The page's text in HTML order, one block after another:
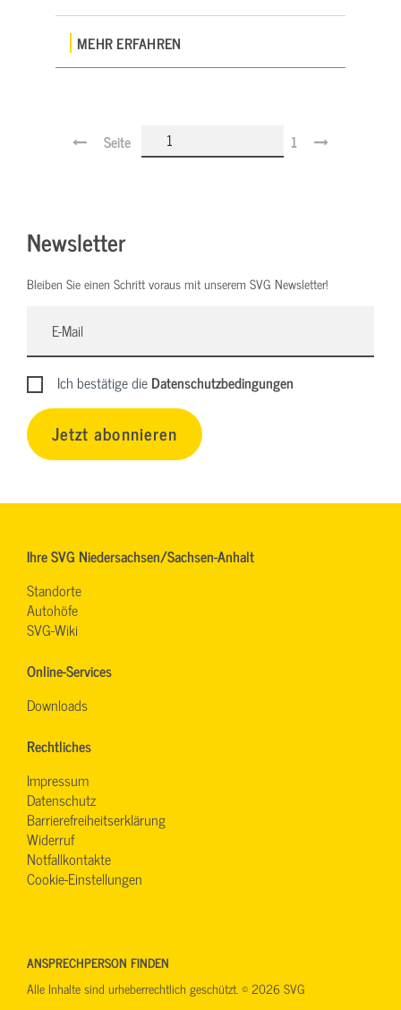
MEHR ERFAHREN
Seite 1
Newsletter
Bleiben Sie einen Schritt voraus mit unserem SVG Newsletter!
Ich bestätige dieDatenschutzbedingungen
Jetzt abonnieren
Ihre SVG Niedersachsen/Sachsen-Anhalt
Standorte
Autohöfe
SVG-Wiki
Online-Services
Downloads
Rechtliches
Impressum
Datenschutz
Barrierefreiheitserklärung
Widerruf
Notfallkontakte
Cookie-Einstellungen
ANSPRECHPERSON FINDEN
Alle Inhalte sind urheberrechtlich geschützt. © 2026 SVG